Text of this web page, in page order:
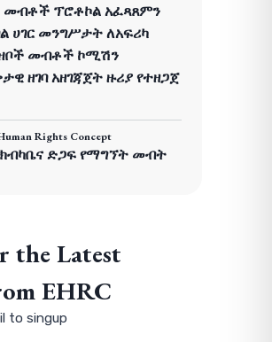
መብቶች ፕሮቶኮል አፈጻጸምን
ሀገር መንግሥታት ለአፍሪካ
መብቶች ኮሚሽን
ዘገባ አዘገጃጀት ዙሪያ የተዘጋጀ
Rights Concept
ድጋፍ የማግኘት መብት
the Latest
EHRC
to singup